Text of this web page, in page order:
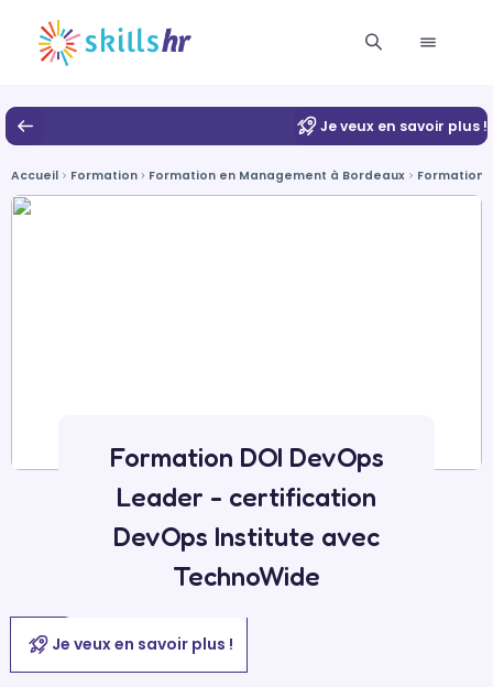
Je veux en savoir plus !
Accueil Formation Formation en Management à Bordeaux Formation
Formation DOI DevOps
Leader - certification
DevOps Institute avec
TechnoWide
Je veux en savoir plus !